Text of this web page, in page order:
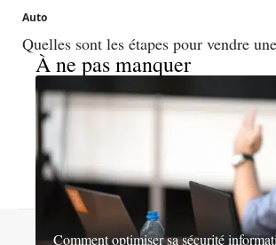
Auto
Quelles sont les étapes pour vendre
À ne pas manquer
Comment optimiser sa sécurité
Mentions légales